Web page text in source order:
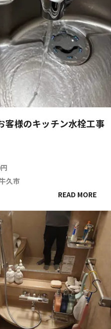
客様のキッチン水栓工事
久市
READ MORE